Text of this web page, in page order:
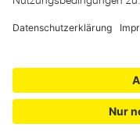
Copyright ©